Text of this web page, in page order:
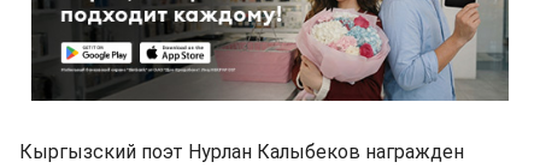
Кыргызский поэт Нурлан Калыбеков награжден